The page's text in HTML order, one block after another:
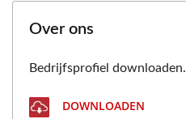
Over ons
Bedrijfsprofiel downloaden.
DOWNLOADEN